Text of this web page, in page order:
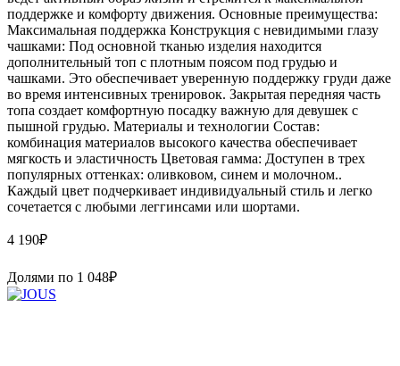
поддержке и комфорту движения. Основные преимущества:
Максимальная поддержка Конструкция с невидимыми глазу
чашками: Под основной тканью изделия находится
дополнительный топ с плотным поясом под грудью и
чашками. Это обеспечивает уверенную поддержку груди даже
во время интенсивных тренировок. Закрытая передняя часть
топа создает комфортную посадку важную для девушек с
пышной грудью. Материалы и технологии Состав:
комбинация материалов высокого качества обеспечивает
мягкость и эластичность Цветовая гамма: Доступен в трех
популярных оттенках: оливковом, синем и молочном..
Каждый цвет подчеркивает индивидуальный стиль и легко
сочетается с любыми леггинсами или шортами.
4 190₽
Долями по 1 048₽